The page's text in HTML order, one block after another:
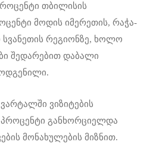
თბილისის
მოდის იმერეთის, რაჭა-
სვანეთის რეგიონზე, ხოლო
შედარებით დაბალი
ვიზიტების
პროცენტი განხორციელდა
მონახულების მიზნით.